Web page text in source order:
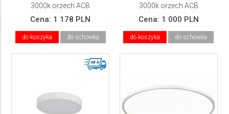
3000k orzech ACB
Cena: 1 178 PLN
do koszyka do schowka
3000k orzech ACB
Cena: 1 000 PLN
do koszyka do schowka